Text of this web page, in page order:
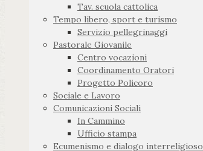
Tav. scuola cattolica
Tempo libero, sport e turismo
Servizio pellegrinaggi
Pastorale Giovanile
Centro vocazioni
Coordinamento Oratori
Progetto Policoro
Sociale e Lavoro
Comunicazioni Sociali
In Cammino
Ufficio stampa
Ecumenismo e dialogo interreligioso